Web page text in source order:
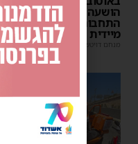
הושעה מתפקידו – משרד
התחבורה הורה על בדיקה
מיידית
מנחם דויטש 17:44 | 1 תגובות